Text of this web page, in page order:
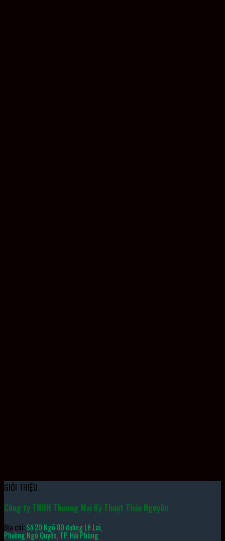
GIỚI THIỆU
Công ty TNHH Thương Mại Kỹ Thuật Thảo Nguyên
Địa chỉ:Số 20 Ngõ 80 đường Lê Lai,
Phường Ngô Quyền, TP. Hải Phòng